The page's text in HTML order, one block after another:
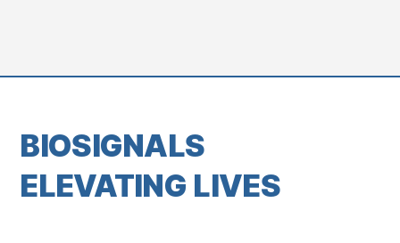
BIOSIGNALS
ELEVATING LIVES